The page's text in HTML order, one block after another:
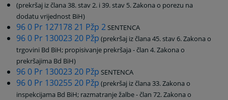
(prekršaj iz člana 38. stav 2. i 39. stav 5. Zakona o porezu na
dodatu vrijednost BiH)
96 0 Pr 127178 21 Pžp 2SENTENCA
96 0 Pr 130023 20 Pžp (prekršaj iz člana 45. stav 6. Zakona o
trgovini Bd BiH; propisivanje prekršaja - član 4. Zakona o
prekršajima Bd BiH)
96 0 Pr 130023 20 Pžp SENTENCA
96 0 Pr 130255 20 Pžp (prekršaj iz člana 33. Zakona o
inspekcijama Bd BiH; razmatranje žalbe - član 72. Zakona o